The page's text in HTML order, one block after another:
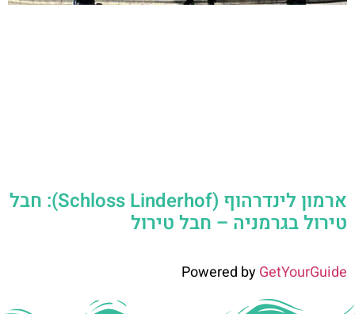
ארמון לינדרהוף (Schloss Linderhof): חבל
טירול בגרמניה – חבל טירול
Powered byGetYourGuide